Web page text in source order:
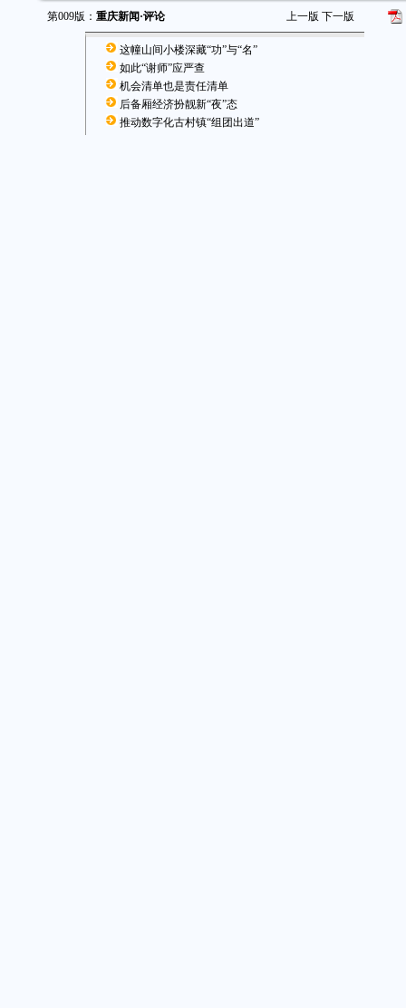
第009版： 重庆新闻·评论 上一版 下一版
这幢山间小楼深藏“功”与“名”
如此“谢师”应严查
机会清单也是责任清单
后备厢经济扮靓新“夜”态
推动数字化古村镇“组团出道”